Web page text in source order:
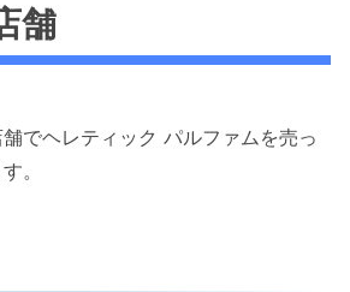
舗
でヘレティック パルファムを売っ
。